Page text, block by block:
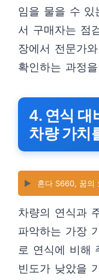
임을 물을 수 있
서 구매자는 점
장에서 전문가
확인하는 과정
4. 연식 대
차량 가치
▶️ 혼다 S660, 꿈의
차량의 연식과
파악하는 가장
로 연식에 비해
빈도가 낮았을